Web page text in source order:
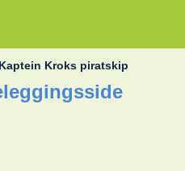
Kaptein Kroks piratskip